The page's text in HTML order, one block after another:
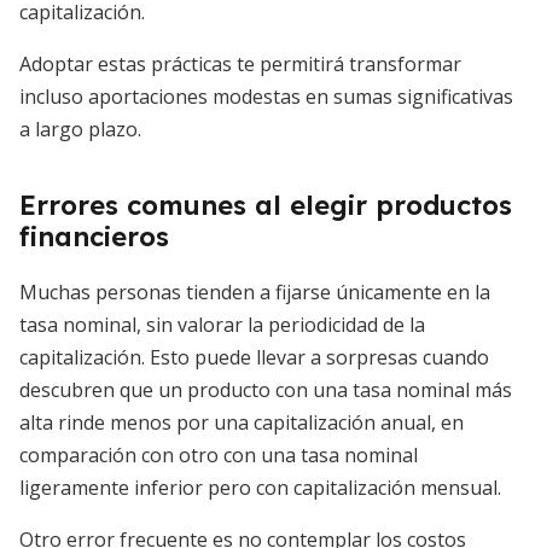
capitalización.
Adoptar estas prácticas te permitirá transformar
incluso aportaciones modestas en sumas significativas
a largo plazo.
Errores comunes al elegir productos
financieros
Muchas personas tienden a fijarse únicamente en la
tasa nominal, sin valorar la periodicidad de la
capitalización. Esto puede llevar a sorpresas cuando
descubren que un producto con una tasa nominal más
alta rinde menos por una capitalización anual, en
comparación con otro con una tasa nominal
ligeramente inferior pero con capitalización mensual.
Otro error frecuente es no contemplar los costos